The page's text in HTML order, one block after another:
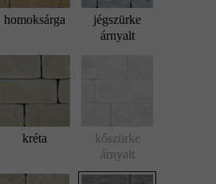
homoksárga
jégszürke
árnyalt
kréta
kőszürke
árnyalt